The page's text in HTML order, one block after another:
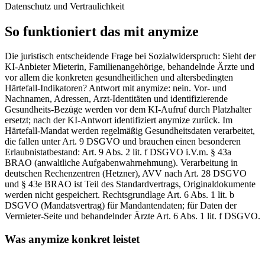
Datenschutz und Vertraulichkeit
So funktioniert das mit anymize
Die juristisch entscheidende Frage bei Sozialwiderspruch: Sieht der
KI-Anbieter Mieterin, Familienangehörige, behandelnde Ärzte und
vor allem die konkreten gesundheitlichen und altersbedingten
Härtefall-Indikatoren? Antwort mit anymize: nein. Vor- und
Nachnamen, Adressen, Arzt-Identitäten und identifizierende
Gesundheits-Bezüge werden vor dem KI-Aufruf durch Platzhalter
ersetzt; nach der KI-Antwort identifiziert anymize zurück. Im
Härtefall-Mandat werden regelmäßig Gesundheitsdaten verarbeitet,
die fallen unter Art. 9 DSGVO und brauchen einen besonderen
Erlaubnistatbestand: Art. 9 Abs. 2 lit. f DSGVO i.V.m. § 43a
BRAO (anwaltliche Aufgabenwahrnehmung). Verarbeitung in
deutschen Rechenzentren (Hetzner), AVV nach Art. 28 DSGVO
und § 43e BRAO ist Teil des Standardvertrags, Originaldokumente
werden nicht gespeichert. Rechtsgrundlage Art. 6 Abs. 1 lit. b
DSGVO (Mandatsvertrag) für Mandantendaten; für Daten der
Vermieter-Seite und behandelnder Ärzte Art. 6 Abs. 1 lit. f DSGVO.
Was anymize konkret leistet